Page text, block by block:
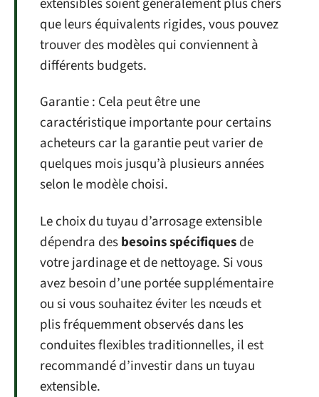
que leurs équivalents rigides, vous pouvez
trouver des modèles qui conviennent à
différents budgets.
Garantie : Cela peut être une
caractéristique importante pour certains
acheteurs car la garantie peut varier de
quelques mois jusqu’à plusieurs années
selon le modèle choisi.
Le choix du tuyau d’arrosage extensible
dépendra desbesoins spécifiquesde
votre jardinage et de nettoyage. Si vous
avez besoin d’une portée supplémentaire
ou si vous souhaitez éviter les nœuds et
plis fréquemment observés dans les
conduites flexibles traditionnelles, il est
recommandé d’investir dans un tuyau
extensible.